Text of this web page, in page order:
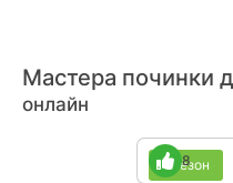
Мастера починки
онлайн
1 сезон
8